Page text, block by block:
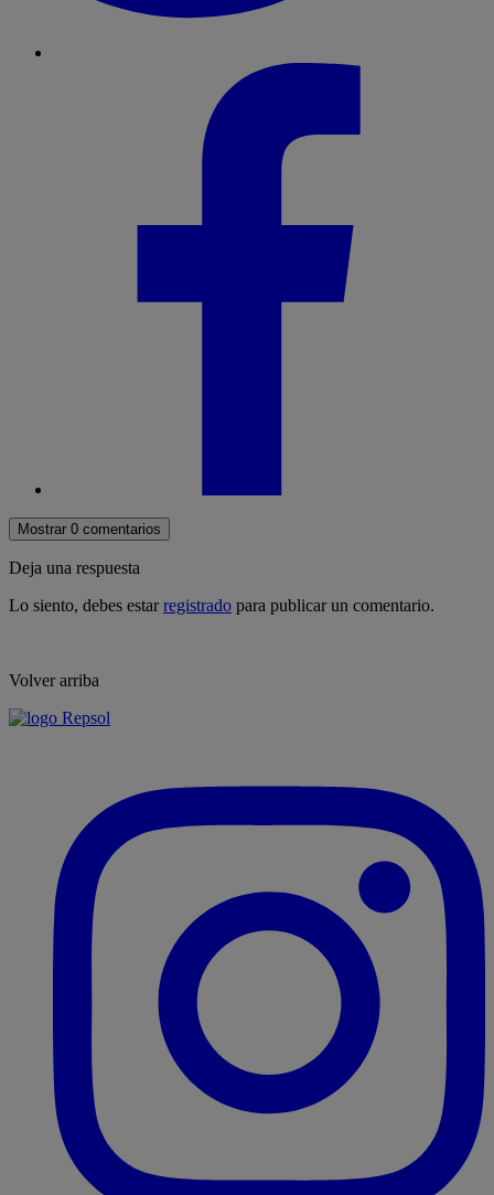
Mostrar 0 comentarios
Deja una respuesta
Lo siento, debes estarregistrado para publicar un comentario.
Volver arriba